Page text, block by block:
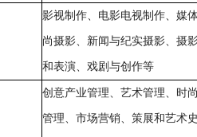
影视制作、电影电视制作、媒
尚摄影、新闻与纪实摄影、摄
和表演、戏剧与创作等
创意产业管理、艺术管理、时
管理、市场营销、策展和艺术